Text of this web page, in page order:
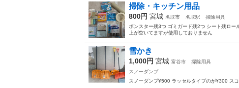
掃除・キッチン用品
800円 宮城 名取市 名取駅
掃除用具
ボンスター残3つ ゴミガード残2つ シート残ロ
上が空いてますが使用しておりません
雪かき
1,000円 宮城 富谷市
掃除用具
スノーダンプ
スノーダンプ¥500 ラッセルタイプのが¥300 ス